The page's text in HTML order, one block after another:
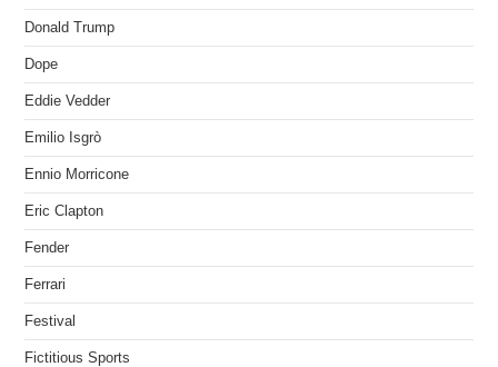
Donald Trump
Dope
Eddie Vedder
Emilio Isgrò
Ennio Morricone
Eric Clapton
Fender
Ferrari
Festival
Fictitious Sports